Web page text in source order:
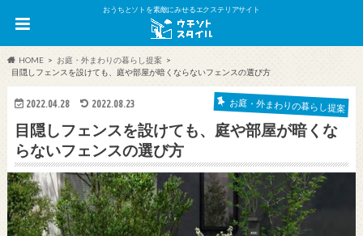
おうちとソトを素敵にみせるエクステリアサイト
HOME
お庭・外まわりの暮らし提案
目隠しフェンスを設けても、庭や部屋が暗くならないフェンスの選び方
2022.04.28 2022.08.23 お庭・外まわりの暮らし提案
目隠しフェンスを設けても、庭や部屋が暗くな
らないフェンスの選び方